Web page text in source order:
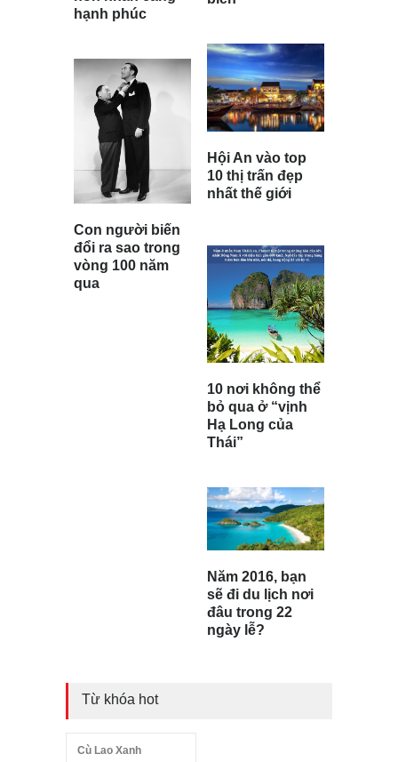
hạnh phúc
Con người biến
đổi ra sao trong
vòng 100 năm
qua
Hội An vào top
10 thị trấn đẹp
nhất thế giới
10 nơi không thể
bỏ qua ở “vịnh
Hạ Long của
Thái”
Năm 2016, bạn
sẽ đi du lịch nơi
đâu trong 22
ngày lễ?
Từ khóa hot
Cù Lao Xanh